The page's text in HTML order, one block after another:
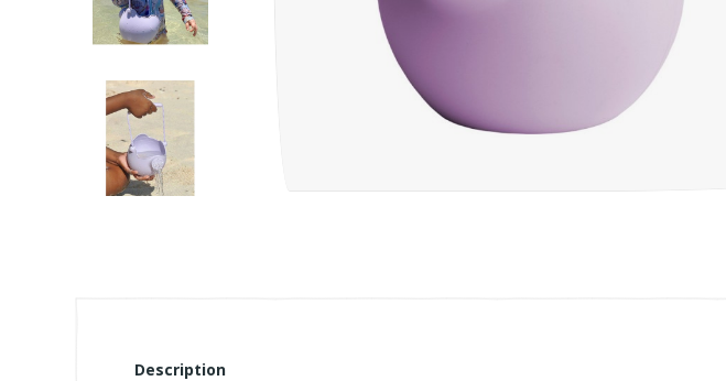
Description